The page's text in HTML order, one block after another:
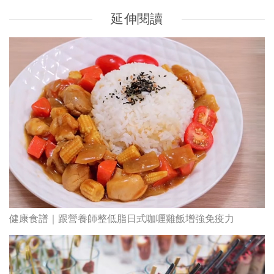
延伸閱讀
健康食譜｜跟營養師整低脂日式咖喱雞飯增強免疫力